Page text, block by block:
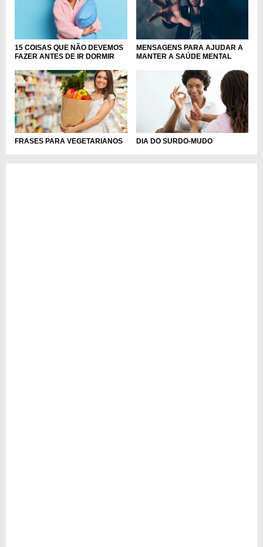
15 COISAS QUE NÃO DEVEMOS
FAZER ANTES DE IR DORMIR
MENSAGENS PARA AJUDAR A
MANTER A SAÚDE MENTAL
FRASES PARA VEGETARIANOS DIA DO SURDO-MUDO